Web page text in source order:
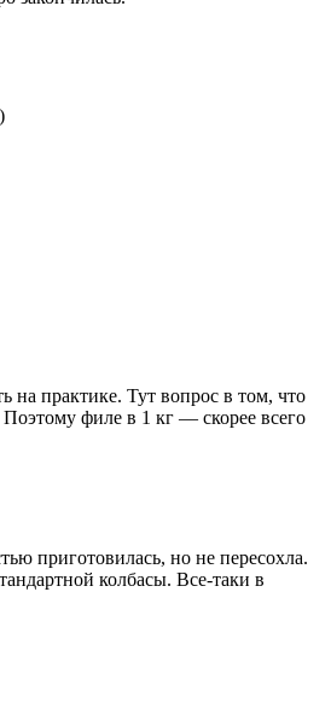
на практике. Тут вопрос в том, что
Поэтому филе в 1 кг — скорее всего
приготовилась, но не пересохла.
колбасы. Все-таки в